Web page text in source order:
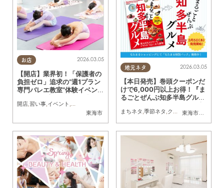
お店
東海市
2026.03.05
【開店】業界初！「保護者の
負担ゼロ」追求の“週1プラン
専門バレエ教室”体験イベン
B studio 創造の杜 東海支
部」が4月にオープン／ちた
まる広告
開店,習い事,イベント ,ちたまる広告
地元ネタ
東海市大府市
2026.03.05
【本日発売】巻頭クーポンだ
けで6,000円以上お得！『ま
るごとぜんぶ知多半島グル
徹底レビュー
まちネタ ,季節ネタ ,クーポン